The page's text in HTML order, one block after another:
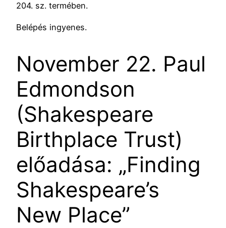
204. sz. termében.
Belépés ingyenes.
November 22. Paul
Edmondson
(Shakespeare
Birthplace Trust)
előadása: „Finding
Shakespeare’s
New Place”